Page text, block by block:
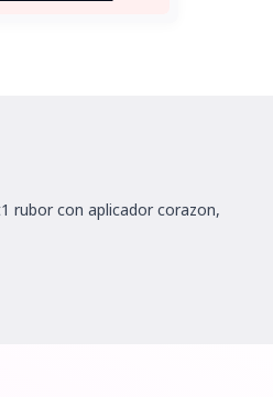
rubor con aplicador corazon,